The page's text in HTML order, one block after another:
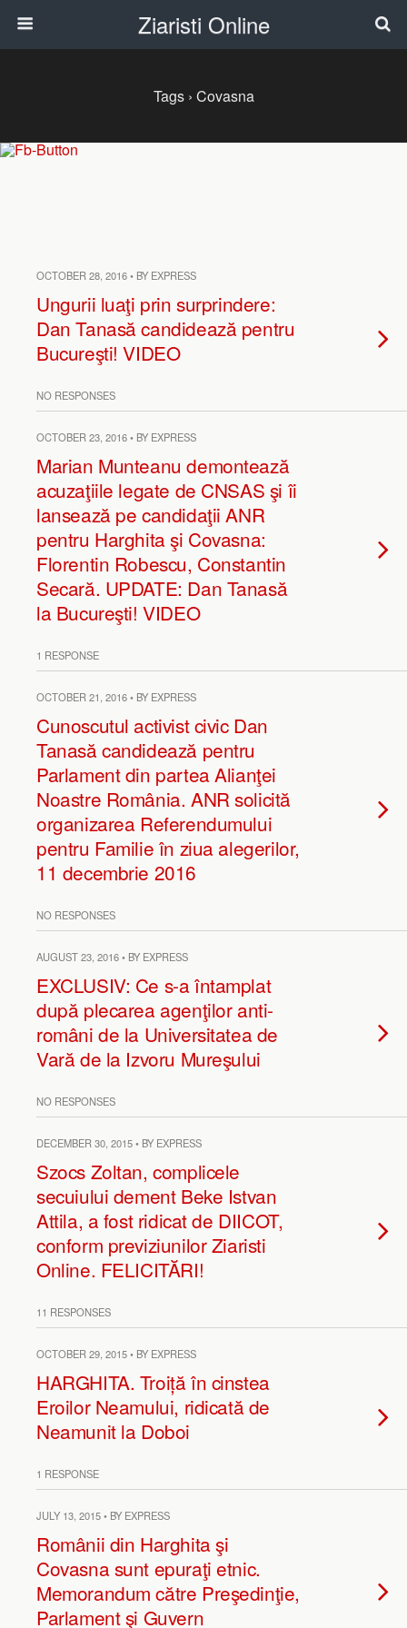
Ziaristi Online
Tags › Covasna
OCTOBER 28, 2016 • BY EXPRESS
Ungurii luaţi prin surprindere:
Dan Tanasă candidează pentru
Bucureşti! VIDEO
NO RESPONSES
OCTOBER 23, 2016 • BY EXPRESS
Marian Munteanu demontează
acuzaţiile legate de CNSAS şi îi
lansează pe candidaţii ANR
pentru Harghita şi Covasna:
Florentin Robescu, Constantin
Secară. UPDATE: Dan Tanasă
la Bucureşti! VIDEO
1 RESPONSE
OCTOBER 21, 2016 • BY EXPRESS
Cunoscutul activist civic Dan
Tanasă candidează pentru
Parlament din partea Alianţei
Noastre România. ANR solicită
organizarea Referendumului
pentru Familie în ziua alegerilor,
11 decembrie 2016
NO RESPONSES
AUGUST 23, 2016 • BY EXPRESS
EXCLUSIV: Ce s-a întamplat
după plecarea agenţilor anti-
români de la Universitatea de
Vară de la Izvoru Mureşului
NO RESPONSES
DECEMBER 30, 2015 • BY EXPRESS
Szocs Zoltan, complicele
secuiului dement Beke Istvan
Attila, a fost ridicat de DIICOT,
conform previziunilor Ziaristi
Online. FELICITĂRI!
11 RESPONSES
OCTOBER 29, 2015 • BY EXPRESS
HARGHITA. Troiță în cinstea
Eroilor Neamului, ridicată de
Neamunit la Doboi
1 RESPONSE
JULY 13, 2015 • BY EXPRESS
Românii din Harghita şi
Covasna sunt epuraţi etnic.
Memorandum către Preşedinţie,
Parlament şi Guvern